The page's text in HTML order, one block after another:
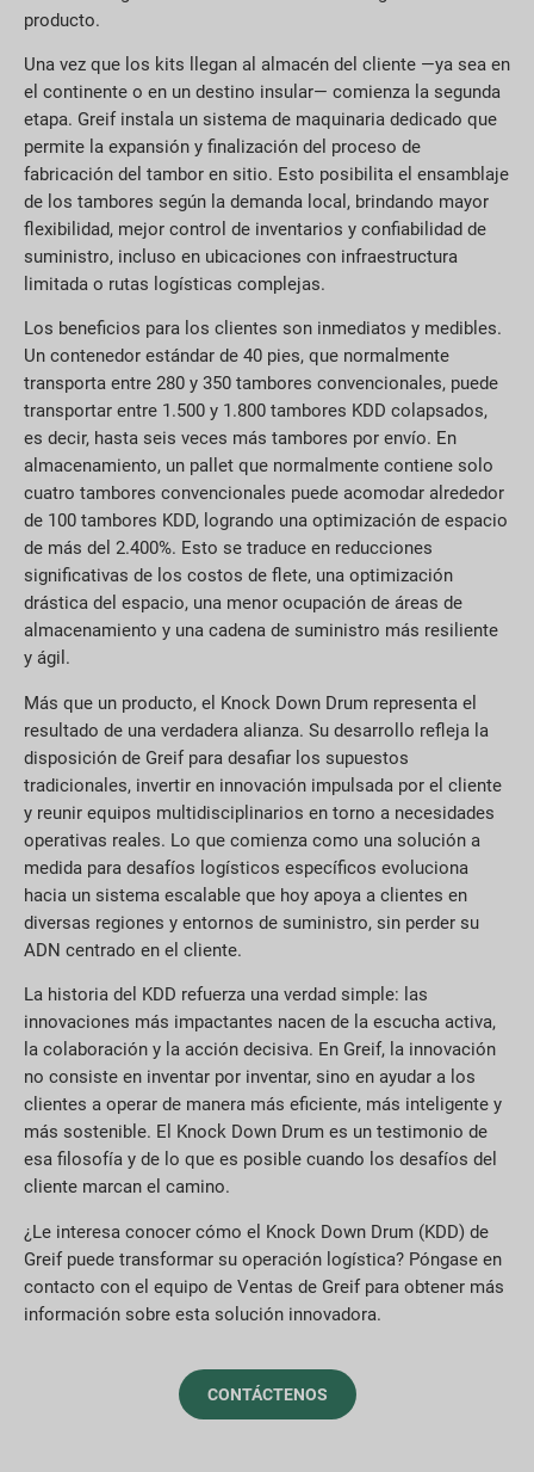
producto.
Una vez que los kits llegan al almacén del cliente —ya sea en
el continente o en un destino insular— comienza la segunda
etapa. Greif instala un sistema de maquinaria dedicado que
permite la expansión y finalización del proceso de
fabricación del tambor en sitio. Esto posibilita el ensamblaje
de los tambores según la demanda local, brindando mayor
flexibilidad, mejor control de inventarios y confiabilidad de
suministro, incluso en ubicaciones con infraestructura
limitada o rutas logísticas complejas.
Los beneficios para los clientes son inmediatos y medibles.
Un contenedor estándar de 40 pies, que normalmente
transporta entre 280 y 350 tambores convencionales, puede
transportar entre 1.500 y 1.800 tambores KDD colapsados,
es decir, hasta seis veces más tambores por envío. En
almacenamiento, un pallet que normalmente contiene solo
cuatro tambores convencionales puede acomodar alrededor
de 100 tambores KDD, logrando una optimización de espacio
de más del 2.400%. Esto se traduce en reducciones
significativas de los costos de flete, una optimización
drástica del espacio, una menor ocupación de áreas de
almacenamiento y una cadena de suministro más resiliente
y ágil.
Más que un producto, el Knock Down Drum representa el
resultado de una verdadera alianza. Su desarrollo refleja la
disposición de Greif para desafiar los supuestos
tradicionales, invertir en innovación impulsada por el cliente
y reunir equipos multidisciplinarios en torno a necesidades
operativas reales. Lo que comienza como una solución a
medida para desafíos logísticos específicos evoluciona
hacia un sistema escalable que hoy apoya a clientes en
diversas regiones y entornos de suministro, sin perder su
ADN centrado en el cliente.
La historia del KDD refuerza una verdad simple: las
innovaciones más impactantes nacen de la escucha activa,
la colaboración y la acción decisiva. En Greif, la innovación
no consiste en inventar por inventar, sino en ayudar a los
clientes a operar de manera más eficiente, más inteligente y
más sostenible. El Knock Down Drum es un testimonio de
esa filosofía y de lo que es posible cuando los desafíos del
cliente marcan el camino.
¿Le interesa conocer cómo el Knock Down Drum (KDD) de
Greif puede transformar su operación logística? Póngase en
contacto con el equipo de Ventas de Greif para obtener más
información sobre esta solución innovadora.
CONTÁCTENOS